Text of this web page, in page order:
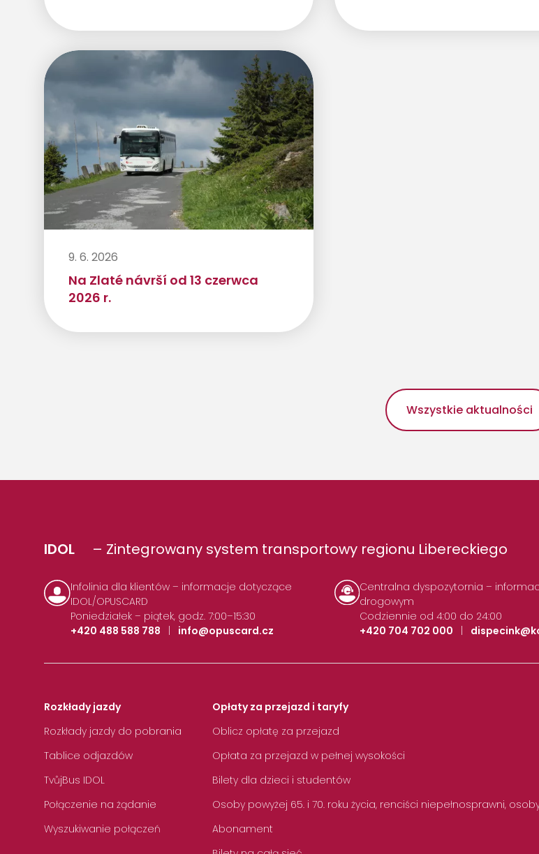
9. 6. 2026
Na Zlaté návrší od 13 czerwca
2026 r.
Wszystkie aktualności
IDOL – Zintegrowany system transportowy regionu Libereckiego
Infolinia dla klientów – informacje dotyczące
IDOL/OPUSCARD
Poniedziałek – piątek, godz. 7:00–15:30
+420 488 588 788
| info@opuscard.cz
Centralna dyspozytornia –
drogowym
Codziennie od 4:00 do 24:00
+420 704 702 000
|
Rozkłady jazdy
Rozkłady jazdy do pobrania
Tablice odjazdów
TvůjBus IDOL
Połączenie na żądanie
Wyszukiwanie połączeń
Opłaty za przejazd i taryfy
Oblicz opłatę za przejazd
Opłata za przejazd w pełnej wysokości
Bilety dla dzieci i studentów
Osoby powyżej 65. i 70. roku życia, renciści niepełnosprawni,
Abonament